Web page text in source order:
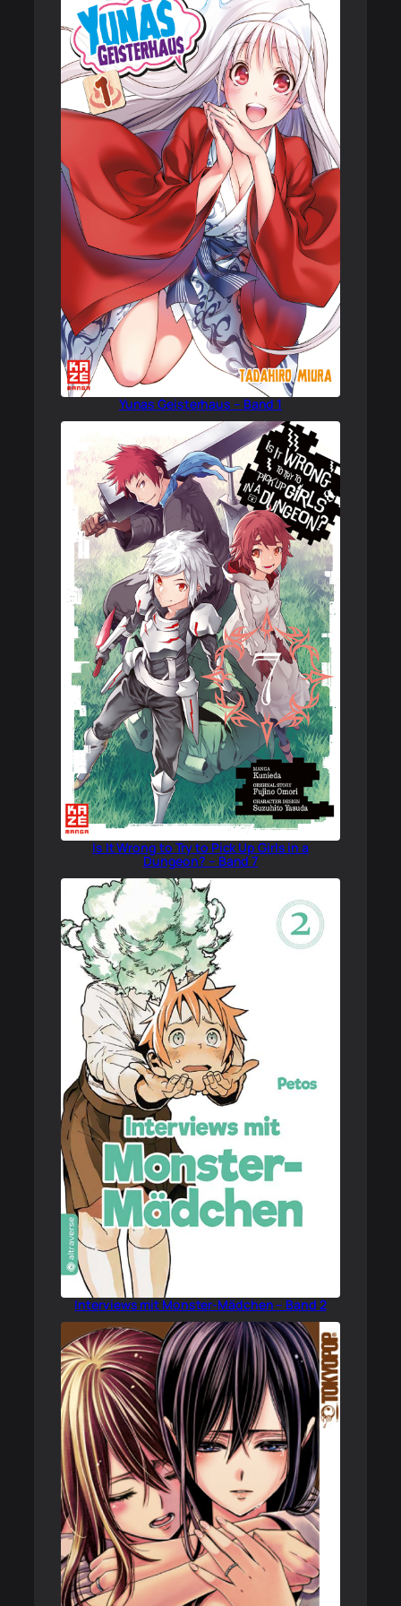
Yunas Geisterhaus – Band 1
Is It Wrong to Try to Pick Up Girls in a
Dungeon? – Band 7
Interviews mit Monster-Mädchen – Band 2